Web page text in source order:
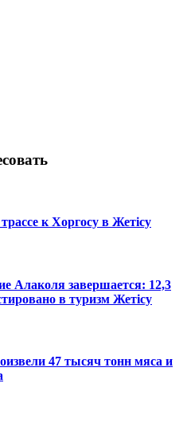
к Хоргосу в Жетісу
Алаколя завершается: 12,3
в туризм Жетісу
47 тысяч тонн мяса и